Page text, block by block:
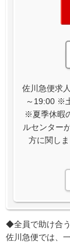
佐川急便求
～19:00 ※
※夏季休暇
ルセンター
方に関し
◆全員で助け合
佐川急便では、